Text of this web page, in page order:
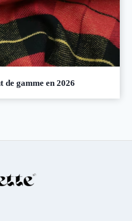
gamme en 2026